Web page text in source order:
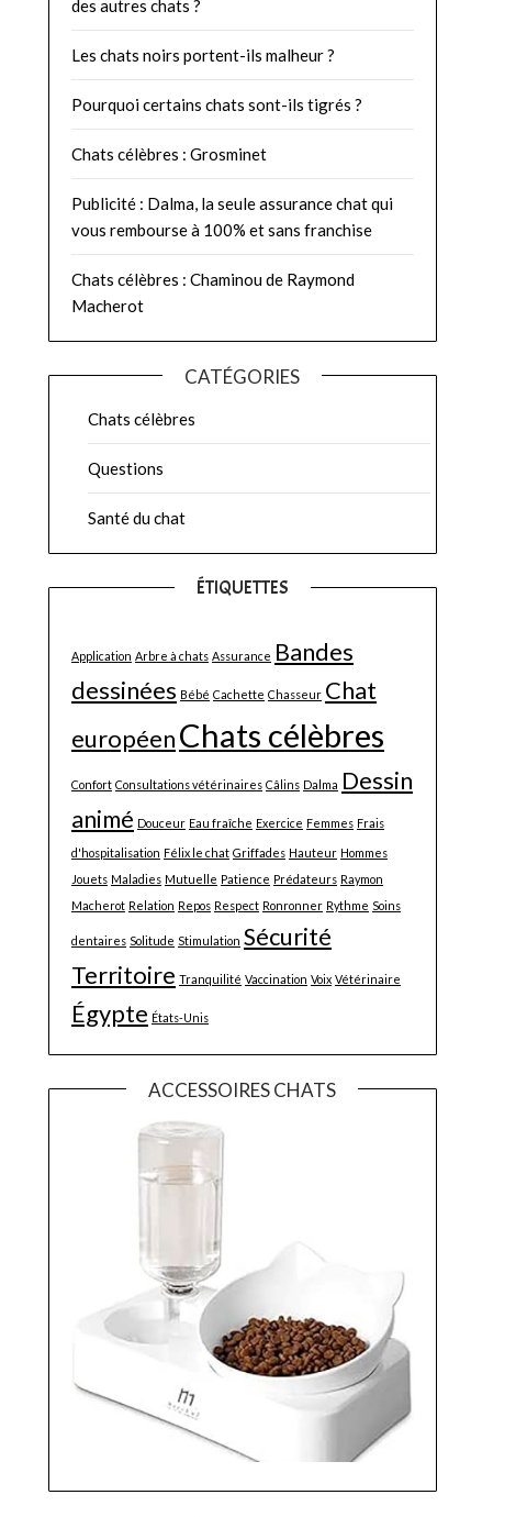
des autres chats ?
Les chats noirs portent-ils malheur ?
Pourquoi certains chats sont-ils tigrés ?
Chats célèbres : Grosminet
Publicité : Dalma, la seule assurance chat qui
vous rembourse à 100% et sans franchise
Chats célèbres : Chaminou de Raymond
Macherot
CATÉGORIES
Chats célèbres
Questions
Santé du chat
ÉTIQUETTES
Application Arbre à chats Assurance Bandes
dessinées Bébé Cachette Chasseur Chat
européenChats célèbres
Confort Consultations vétérinaires Câlins Dalma Dessin
animé Douceur Eau fraîche Exercice Femmes Frais
d'hospitalisation Félix le chat Griffades Hauteur Hommes
Jouets Maladies Mutuelle Patience Prédateurs Raymon
Macherot Relation Repos Respect Ronronner Rythme Soins
dentaires Solitude Stimulation Sécurité
Territoire Tranquilité Vaccination Voix Vétérinaire
Égypte États-Unis
ACCESSOIRES CHATS